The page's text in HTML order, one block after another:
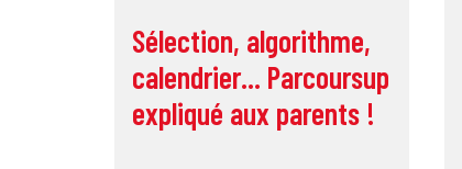
Sélection, algorithme,
calendrier... Parcoursup
expliqué aux parents !